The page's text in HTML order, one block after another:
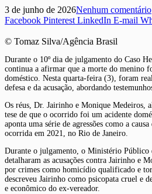
3 de junho de 2026Nenhum comentário
Facebook Pinterest LinkedIn E-mail
© Tomaz Silva/Agência Brasil
Durante o 10º dia de julgamento do Caso
continua a afirmar que a morte do menino
doméstico. Nesta quarta-feira (3), foram
defesa e da acusação, abordando
Os réus, Dr. Jairinho e Monique Medeiros,
tese de que o ocorrido foi um acidente
aponta uma série de agressões como a
ocorrida em 2021, no Rio de Janeiro.
Durante o julgamento, o Ministério Público
detalharam as acusações contra Jairinho e
por crimes como homicídio qualificado e
descreveu Jairinho como psicopata cruel e
e econômico do ex-vereador.